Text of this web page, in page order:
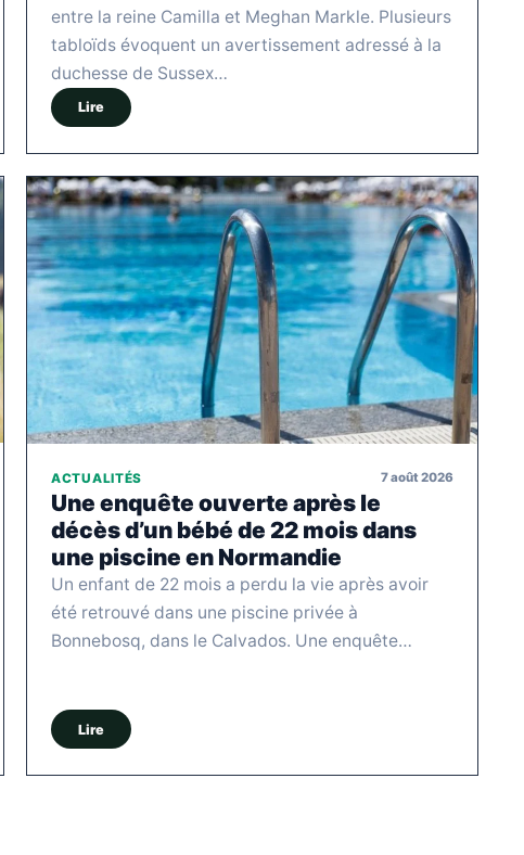
entre la reine Camilla et Meghan Markle. Plusieurs
tabloïds évoquent un avertissement adressé à la
duchesse de Sussex…
Lire
ACTUALITÉS 7 août 2026
Une enquête ouverte après le
décès d’un bébé de 22 mois dans
une piscine en Normandie
Un enfant de 22 mois a perdu la vie après avoir
été retrouvé dans une piscine privée à
Bonnebosq, dans le Calvados. Une enquête…
Lire